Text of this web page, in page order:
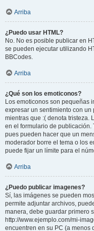
Arriba
¿Puedo usar HTML?
No. No es posible publicar en
se pueden ejecutar utilizando
BBCodes.
Arriba
¿Qué son los emoticonos?
Los emoticonos son pequeñas
expresar un sentimiento con
mientras que :( denota tristeza.
en el formulario de publicación.
pues pueden hacer que un
moderador borre el tema o los
puede fijar un límite para el
Arriba
¿Puedo publicar imagenes?
Sí, las imágenes se pueden
permite adjuntar archivos,
manera, debe guardar primero
http://www.ejemplo.com/mi-
encuentren en su PC (a menos